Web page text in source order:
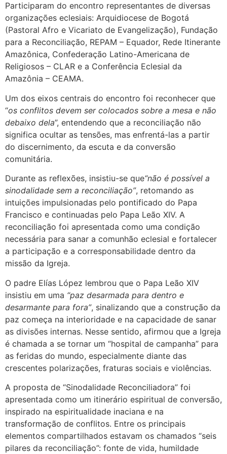
Participaram do encontro representantes de diversas
organizações eclesiais: Arquidiocese de Bogotá
(Pastoral Afro e Vicariato de Evangelização), Fundação
para a Reconciliação, REPAM – Equador, Rede Itinerante
Amazônica, Confederação Latino-Americana de
Religiosos – CLAR e a Conferência Eclesial da
Amazônia – CEAMA.
Um dos eixos centrais do encontro foi reconhecer que
“os conflitos devem ser colocados sobre a mesa e não
debaixo dela”, entendendo que a reconciliação não
significa ocultar as tensões, mas enfrentá-las a partir
do discernimento, da escuta e da conversão
comunitária.
Durante as reflexões, insistiu-se que“não é possível a
sinodalidade sem a reconciliação”, retomando as
intuições impulsionadas pelo pontificado do Papa
Francisco e continuadas pelo Papa Leão XIV. A
reconciliação foi apresentada como uma condição
necessária para sanar a comunhão eclesial e fortalecer
a participação e a corresponsabilidade dentro da
missão da Igreja.
O padre Elías López lembrou que o Papa Leão XIV
insistiu em uma “paz desarmada para dentro e
desarmante para fora”, sinalizando que a construção da
paz começa na interioridade e na capacidade de sanar
as divisões internas. Nesse sentido, afirmou que a Igreja
é chamada a se tornar um “hospital de campanha” para
as feridas do mundo, especialmente diante das
crescentes polarizações, fraturas sociais e violências.
A proposta de “Sinodalidade Reconciliadora” foi
apresentada como um itinerário espiritual de conversão,
inspirado na espiritualidade inaciana e na
transformação de conflitos. Entre os principais
elementos compartilhados estavam os chamados “seis
pilares da reconciliação”: fonte de vida, humildade